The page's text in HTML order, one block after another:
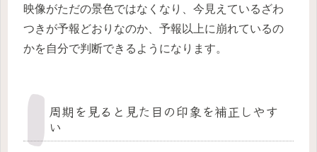
映像がただの景色ではなくなり、今見えているざわ
つきが予報どおりなのか、予報以上に崩れているの
かを自分で判断できるようになります。
周期を見ると見た目の印象を補正しやす
い